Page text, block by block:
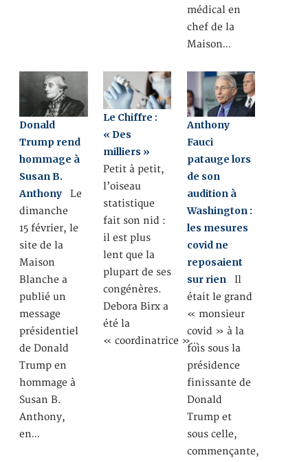
médical en
chef de la
Maison…
Donald
Trump rend
hommage à
Susan B.
Anthony Le
dimanche
15 février, le
site de la
Maison
Blanche a
publié un
message
présidentiel
de Donald
Trump en
hommage à
Susan B.
Anthony,
en…
Le Chiffre :
« Des
milliers »
Petit à petit,
l’oiseau
statistique
fait son nid :
il est plus
lent que la
plupart de ses
congénères.
Debora Birx a
été la
« coordinatrice »…
Anthony
Fauci
patauge lors
de son
audition à
Washington :
les mesures
covid ne
reposaient
sur rien Il
était le grand
« monsieur
covid » à la
fois sous la
présidence
finissante de
Donald
Trump et
sous celle,
commençante,